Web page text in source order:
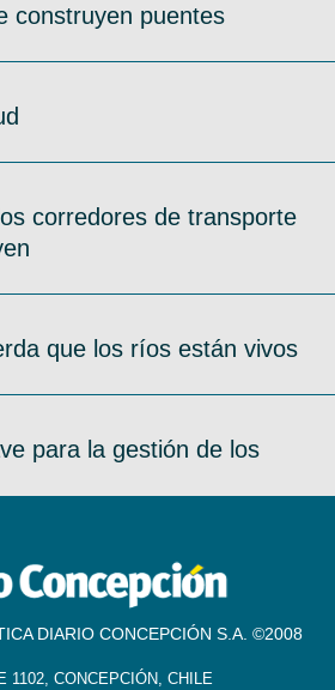
construyen puentes
corredores de transporte
que los ríos están vivos
para la gestión de los
DIARIO CONCEPCIÓN S.A. ©2008
1102, CONCEPCIÓN, CHILE